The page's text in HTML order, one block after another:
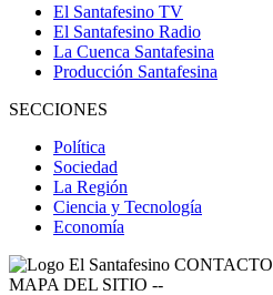
El Santafesino TV
El Santafesino Radio
La Cuenca Santafesina
Producción Santafesina
SECCIONES
Política
Sociedad
La Región
Ciencia y Tecnología
Economía
CONTACTO
MAPA DEL SITIO --